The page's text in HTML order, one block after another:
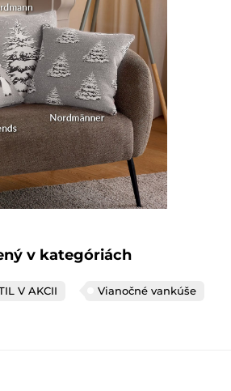
v kategóriách
V AKCII Vianočné vankúše